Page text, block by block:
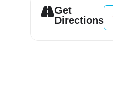
Get
Directions